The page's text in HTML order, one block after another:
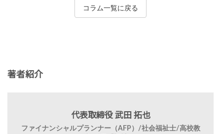
コラム一覧に戻る
著者紹介
代表取締役 武田 拓也
ファイナンシャルプランナー（AFP）/社会福祉士/高校教